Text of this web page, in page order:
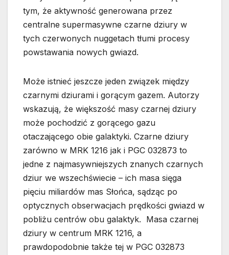
tym, że aktywność generowana przez
centralne supermasywne czarne dziury w
tych czerwonych nuggetach tłumi procesy
powstawania nowych gwiazd.
Może istnieć jeszcze jeden związek między
czarnymi dziurami i gorącym gazem. Autorzy
wskazują, że większość masy czarnej dziury
może pochodzić z gorącego gazu
otaczającego obie galaktyki. Czarne dziury
zarówno w MRK 1216 jak i PGC 032873 to
jedne z najmasywniejszych znanych czarnych
dziur we wszechświecie – ich masa sięga
pięciu miliardów mas Słońca, sądząc po
optycznych obserwacjach prędkości gwiazd w
pobliżu centrów obu galaktyk. Masa czarnej
dziury w centrum MRK 1216, a
prawdopodobnie także tej w PGC 032873